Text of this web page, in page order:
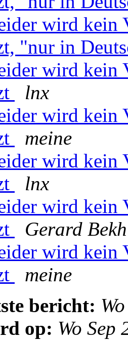
wird kein
"nur in
wird kein
lnx
wird kein
meine
wird kein
lnx
wird kein
Gerard
wird kein
meine
bericht:
op: Wo Sep